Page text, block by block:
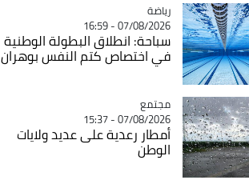
Catégorie
رياضة
07/08/2026 - 16:59
سباحة: انطلاق البطولة الوطنية
في اختصاص كتم النفس بوهران
Catégorie
مجتمع
07/08/2026 - 15:37
أمطار رعدية على عديد ولايات
الوطن